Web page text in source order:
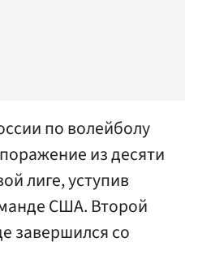
по волейболу
из десяти
лиге, уступив
США. Второй
завершился со